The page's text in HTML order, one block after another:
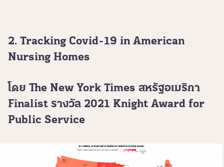
2. Tracking Covid-19 in American
Nursing Homes
โดย The New York Times สหรัฐอเมริกา
Finalist รางวัล 2021 Knight Award for
Public Service